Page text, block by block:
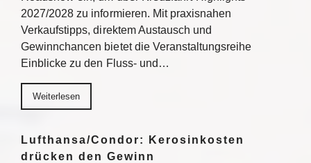
2027/2028 zu informieren. Mit praxisnahen
Verkaufstipps, direktem Austausch und
Gewinnchancen bietet die Veranstaltungsreihe
Einblicke zu den Fluss- und…
Weiterlesen
Lufthansa/Condor: Kerosinkosten
drücken den Gewinn